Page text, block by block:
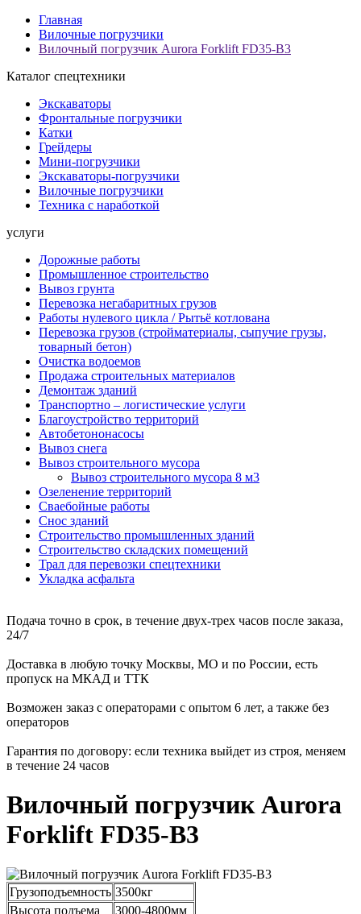
Главная
Вилочные погрузчики
Вилочный погрузчик Aurora Forklift FD35-B3
Каталог спецтехники
Экскаваторы
Фронтальные погрузчики
Катки
Грейдеры
Мини-погрузчики
Экскаваторы-погрузчики
Вилочные погрузчики
Техника с наработкой
услуги
Дорожные работы
Промышленное строительство
Вывоз грунта
Перевозка негабаритных грузов
Работы нулевого цикла / Рытьё котлована
Перевозка грузов (стройматериалы, сыпучие грузы,
товарный бетон)
Очистка водоемов
Продажа строительных материалов
Демонтаж зданий
Транспортно – логистические услуги
Благоустройство территорий
Автобетононасосы
Вывоз снега
Вывоз строительного мусора
Вывоз строительного мусора 8 м3
Озеленение территорий
Сваебойные работы
Снос зданий
Строительство промышленных зданий
Строительство складских помещений
Трал для перевозки спецтехники
Укладка асфальта
Подача точно в срок, в течение двух-трех часов после заказа,
24/7
Доставка в любую точку Москвы, МО и по России, есть
пропуск на МКАД и ТТК
Возможен заказ с операторами с опытом 6 лет, а также без
операторов
Гарантия по договору: если техника выйдет из строя, меняем
в течение 24 часов
Вилочный погрузчик Aurora
Forklift FD35-B3
Грузоподъемность 3500кг
Высота подъема
3000-4800мм